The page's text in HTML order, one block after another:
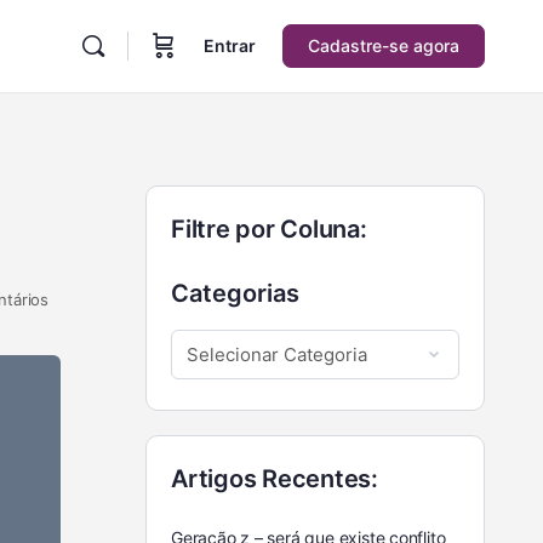
Entrar Cadastre-se agora
Filtre por Coluna:
Categorias
Artigos Recentes:
Geração z – será que existe conflito